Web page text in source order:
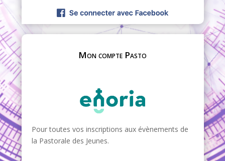
Mon compte Pasto
Pour toutes vos inscriptions aux évènements de
la Pastorale des Jeunes.